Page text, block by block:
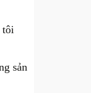
tôi
sản